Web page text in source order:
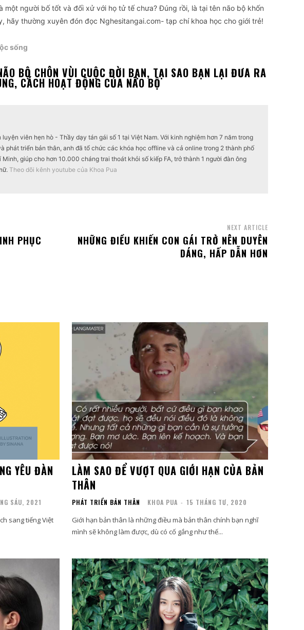
người bố tốt và đối xử với họ tử tế chưa? Đúng rồi, là tại tên não bộ khốn
hãy thường xuyên đón đọc Nghesitangai.com- tạp chí khoa học cho giới trẻ!
sống
BỘ CHÔN VÙI CUỘC ĐỜI BẠN, TẠI SAO BẠN LẠI ĐƯA RA
CÁCH HOẠT ĐỘNG CỦA NÃO BỘ
luyện viên hẹn hò - Thầy dạy tán gái số 1 tại Việt Nam. Với kinh nghiệm hơn 7 năm trong
phát triển bản thân, anh đã tổ chức các khóa học offline và cả online trong 2 thành phố
Minh, giúp cho hơn 10.000 cháng trai thoát khỏi số kiếp FA, trở thành 1 người đàn ông
Theo dõi kênh youtube của Khoa Pua
PHỤC
NEXT ARTICLE
NHỮNG ĐIỀU KHIẾN CON GÁI TRỞ NÊN DUYÊN
DÁNG, HẤP DẪN HƠN
YÊU ĐÀN
SÁU, 2021
sang tiếng Việt
LÀM SAO ĐỂ VƯỢT QUA GIỚI HẠN CỦA BẢN
THÂN
PHÁT TRIỂN BẢN THÂN KHOA PUA - 15 THÁNG TƯ, 2020
Giới hạn bản thân là những điều mà bản thân chính bạn nghĩ
mình sẽ không làm được, dù có cố gắng như thế...